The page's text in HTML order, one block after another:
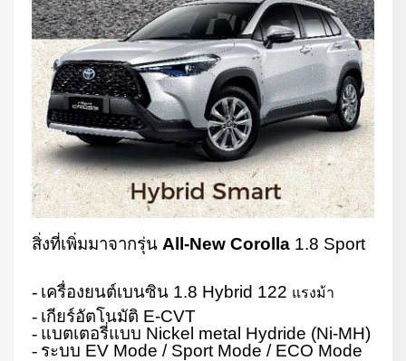
สิ่งที่เพิ่มมาจากรุ่น All-New Corolla 1.8 Sport
- เครื่องยนต์เบนซิน 1.8 Hybrid 122 แรงม้า
- เกียร์อัตโนมัติ E-CVT
- แบตเตอรี่แบบ Nickel metal Hydride (Ni-MH)
- ระบบ EV Mode / Sport Mode / ECO Mode